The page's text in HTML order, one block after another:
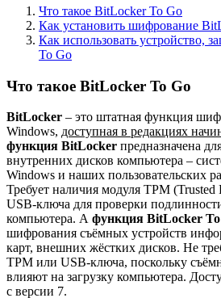
Что такое BitLocker To Go
Как установить шифрование
Как использовать устройство,
To Go
Что такое BitLocker To Go
BitLocker – это штатная функция
Windows, доступная в редакциях
функция BitLocker предназначена
внутренних дисков компьютера –
Windows и наших пользовательских
Требует наличия модуля TPM
USB-ключа для проверки
компьютера. А функция BitLocker
шифрования съёмных устройств
карт, внешних жёстких дисков. Не
TPM или USB-ключа, поскольку
влияют на загрузку компьютера.
с версии 7.